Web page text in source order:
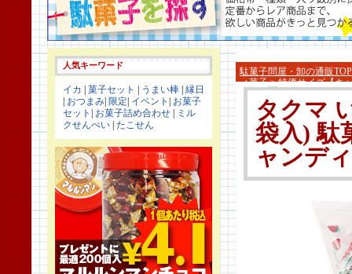
人気キーワード
イカ 菓子セット うまい棒 縁日
おつまみ 限定 イベント
お菓子
セット
お菓子詰め合わせ
ミル
クせんべい たこせん
駄菓子問屋・卸の通販TOP
ィ菓子>特価サイズ【キ
タクマ
袋入) 駄
ャンデ